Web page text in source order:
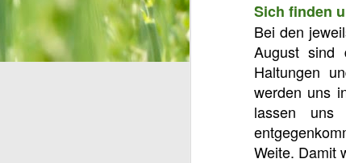
Sich finden
Bei den
August sind
Haltungen
werden uns
lassen uns
Weite. Damit